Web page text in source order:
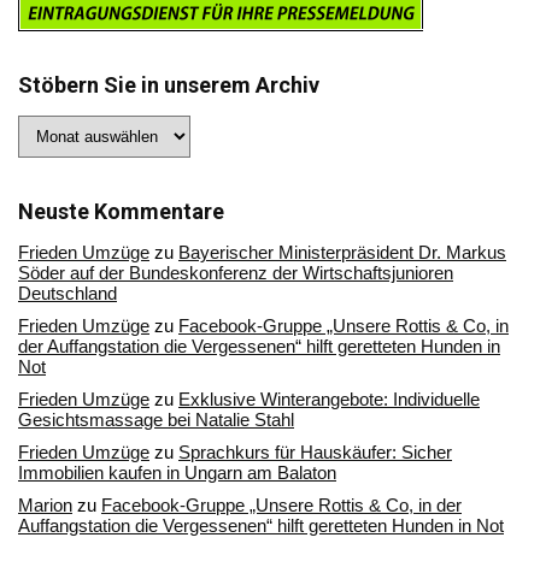
Stöbern Sie in unserem Archiv
Sie
Archiv
Neuste Kommentare
Frieden Umzüge zu Bayerischer Ministerpräsident Dr. Markus
Söder auf der Bundeskonferenz der Wirtschaftsjunioren
Deutschland
Frieden Umzüge zu Facebook-Gruppe „Unsere Rottis & Co, in
der Auffangstation die Vergessenen“ hilft geretteten Hunden in
Not
Frieden Umzüge zu Exklusive Winterangebote: Individuelle
Gesichtsmassage bei Natalie Stahl
Frieden Umzüge zu Sprachkurs für Hauskäufer: Sicher
Immobilien kaufen in Ungarn am Balaton
Marion zu Facebook-Gruppe „Unsere Rottis & Co, in der
Auffangstation die Vergessenen“ hilft geretteten Hunden in Not